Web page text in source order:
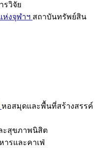
รวิจัย
งจุฬาฯ สถาบันทรัพย์สิน
หอสมุดและพื้นที่สร้างสรรค์
ะสุขภาพนิสิต
ารและคาเฟ่